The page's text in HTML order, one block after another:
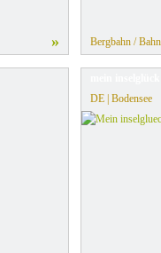
» Bergbahn / Bahn
DE | Bodensee